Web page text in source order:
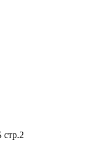
стр.2